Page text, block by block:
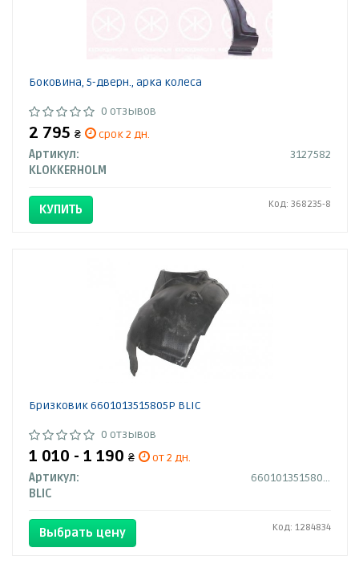
Боковина, 5-дверн., арка колеса
0 отзывов
2 795 ₴
срок 2 дн.
Артикул:
3127582
KLOKKERHOLM
КУПИТЬ Код: 368235-8
Бризковик 6601013515805P BLIC
0 отзывов
1 010 - 1 190 ₴
от 2 дн.
Артикул:
6601013515805P
BLIC
Выбрать цену Код: 1284834